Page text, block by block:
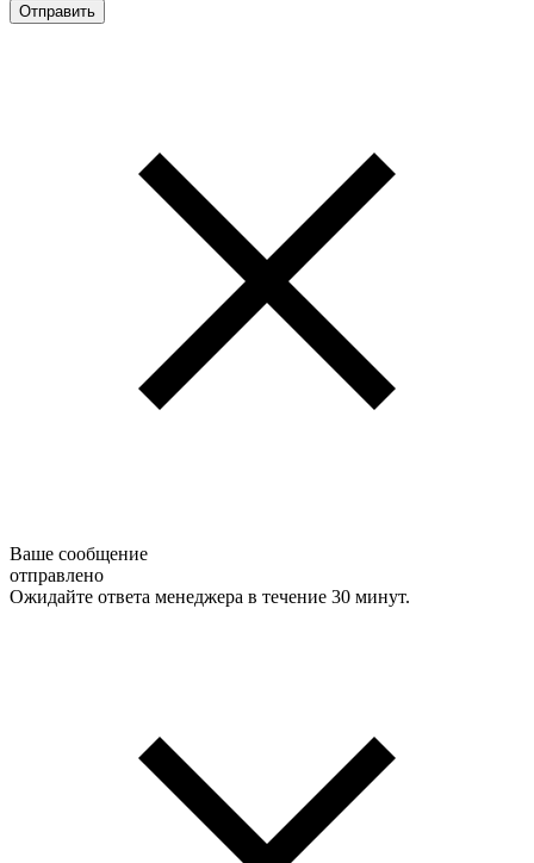
Ваше сообщение
отправлено
Ожидайте ответа менеджера в течение 30 минут.